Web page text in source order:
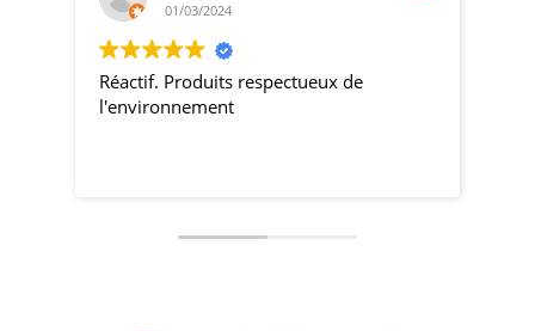
01/03/2024
Réactif. Produits respectueux de
l'environnement